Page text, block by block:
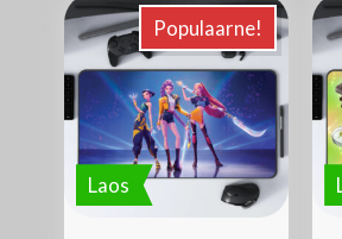
Laos
Populaarne!